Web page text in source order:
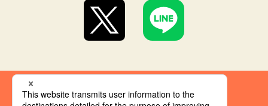
集英社 オレンジ文庫とは